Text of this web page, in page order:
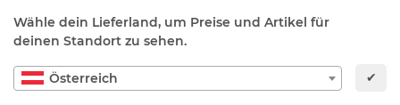
Wähle dein Lieferland, um Preise und Artikel für
deinen Standort zu sehen.
Österreich ✔